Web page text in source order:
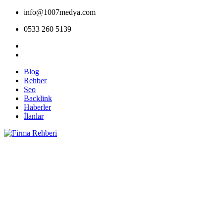
info@1007medya.com
0533 260 5139
Blog
Rehber
Seo
Backlink
Haberler
İlanlar